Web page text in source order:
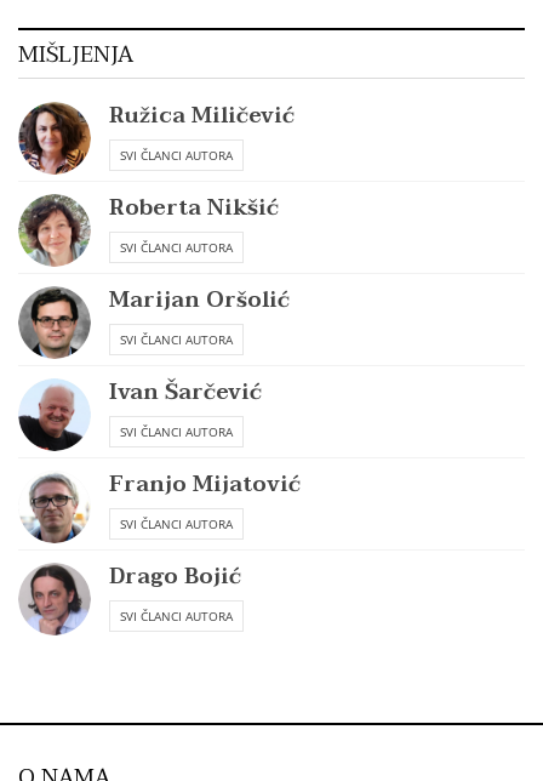
MIŠLJENJA
Ružica Miličević
SVI ČLANCI AUTORA
Roberta Nikšić
SVI ČLANCI AUTORA
Marijan Oršolić
SVI ČLANCI AUTORA
Ivan Šarčević
SVI ČLANCI AUTORA
Franjo Mijatović
SVI ČLANCI AUTORA
Drago Bojić
SVI ČLANCI AUTORA